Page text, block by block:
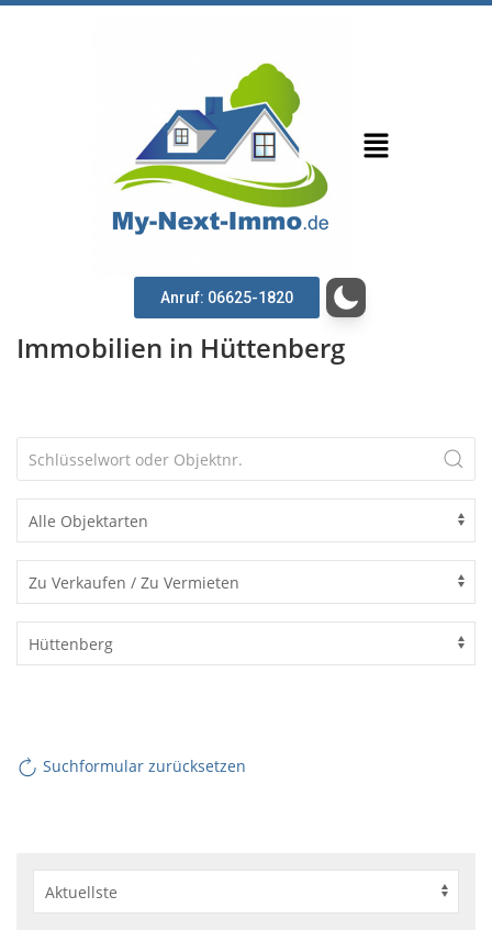
Anruf: 06625-1820
Immobilien in Hüttenberg
Suchformular zurücksetzen